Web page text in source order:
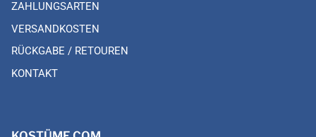
ZAHLUNGSARTEN
VERSANDKOSTEN
RÜCKGABE / RETOUREN
KONTAKT